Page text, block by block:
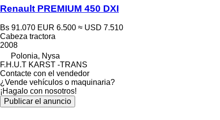
Renault PREMIUM 450 DXI
Bs 91.070 EUR 6.500 ≈ USD 7.510
Cabeza tractora
2008
Polonia, Nysa
F.H.U.T KARST -TRANS
Contacte con el vendedor
¿Vende vehículos o maquinaria?
¡Hagalo con nosotros!
Publicar el anuncio